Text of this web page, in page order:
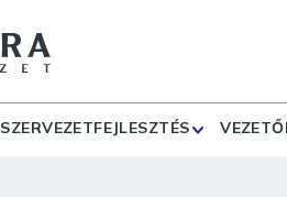
SZERVEZETFEJLESZTÉS